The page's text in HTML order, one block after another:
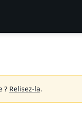
? Relisez-la.